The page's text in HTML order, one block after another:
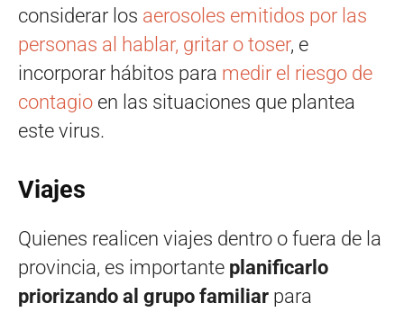
considerar los aerosoles emitidos por las
personas al hablar, gritar o toser, e
incorporar hábitos para medir el riesgo de
contagio en las situaciones que plantea
este virus.
Viajes
Quienes realicen viajes dentro o fuera de la
provincia, es importante planificarlo
priorizando al grupo familiar para